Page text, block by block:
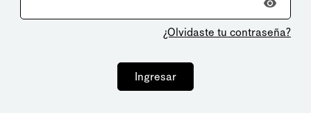
¿Olvidaste tu contraseña?
Ingresar